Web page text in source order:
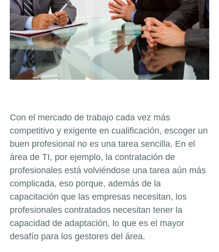
Con el mercado de trabajo cada vez más
competitivo y exigente en cualificación, escoger un
buen profesional no es una tarea sencilla. En el
área de TI, por ejemplo, la contratación de
profesionales está volviéndose una tarea aún más
complicada, eso porque, además de la
capacitación que las empresas necesitan, los
profesionales contratados necesitan tener la
capacidad de adaptación, lo que es el mayor
desafío para los gestores del área.